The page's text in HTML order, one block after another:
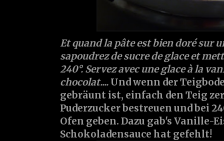
Et quand la pâte est bien doré sur
sapoudrez de sucre de glace et
240°. Servez avec une glace à la
chocolat.... Und wenn der
gebräunt ist, einfach den Teig
Puderzucker bestreuen und bei
Ofen geben. Dazu gab's Vanille-
Schokoladensauce hat gefehlt!